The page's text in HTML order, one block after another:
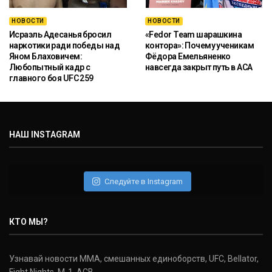
НОВОСТИ
Исраэль Адесанья бросил
наркотики ради победы над
Яном Блаховичем:
Любопытный кадр с
главного боя UFC 259
НОВОСТИ
«Fedor Team шарашкина
контора»: Почему ученикам
Фёдора Емельяненко
навсегда закрыт путь в ACA
НАШ INSTAGRAM
Следуйте в Instagram
КТО МЫ?
Узнавай новости ММА, смешанных единоборств, UFC, Bellator,